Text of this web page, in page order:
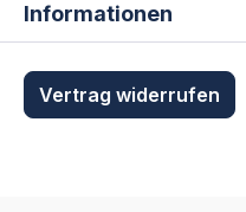
Informationen
Vertrag widerrufen